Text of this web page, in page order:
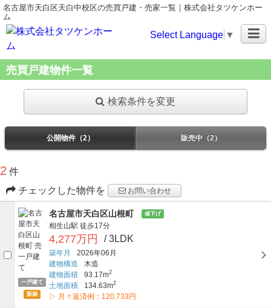
名古屋市天白区天白中校区の売買戸建・売家一覧｜株式会社タツケンホー
ム
Select Language ▼
売買戸建物件一覧
検索条件を変更
公開物件（2） 販売中（2）
2 件
チェックした物件を
お問い合わせ
一戸建て
新築
名古屋市天白区山根町 値下げ
相生山駅 徒歩17分
4,277万円 / 3LDK
築年月
2026年06月
建物構造
木造
建物面積
93.17m2
土地面積 134.63m2
▷ 月々返済例：120,733円